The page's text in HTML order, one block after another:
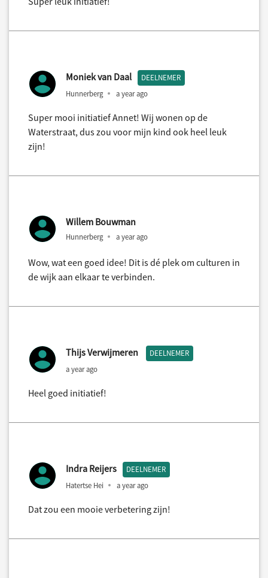
Moniek van Daal DEELNEMER
Hunnerberg a year ago
Super mooi initiatief Annet! Wij wonen op de
Waterstraat, dus zou voor mijn kind ook heel leuk
zijn!
Willem Bouwman
Hunnerberg a year ago
Wow, wat een goed idee! Dit is dé plek om culturen in
de wijk aan elkaar te verbinden.
Thijs Verwijmeren DEELNEMER
a year ago
Heel goed initiatief!
Indra Reijers DEELNEMER
Hatertse Hei a year ago
Dat zou een mooie verbetering zijn!